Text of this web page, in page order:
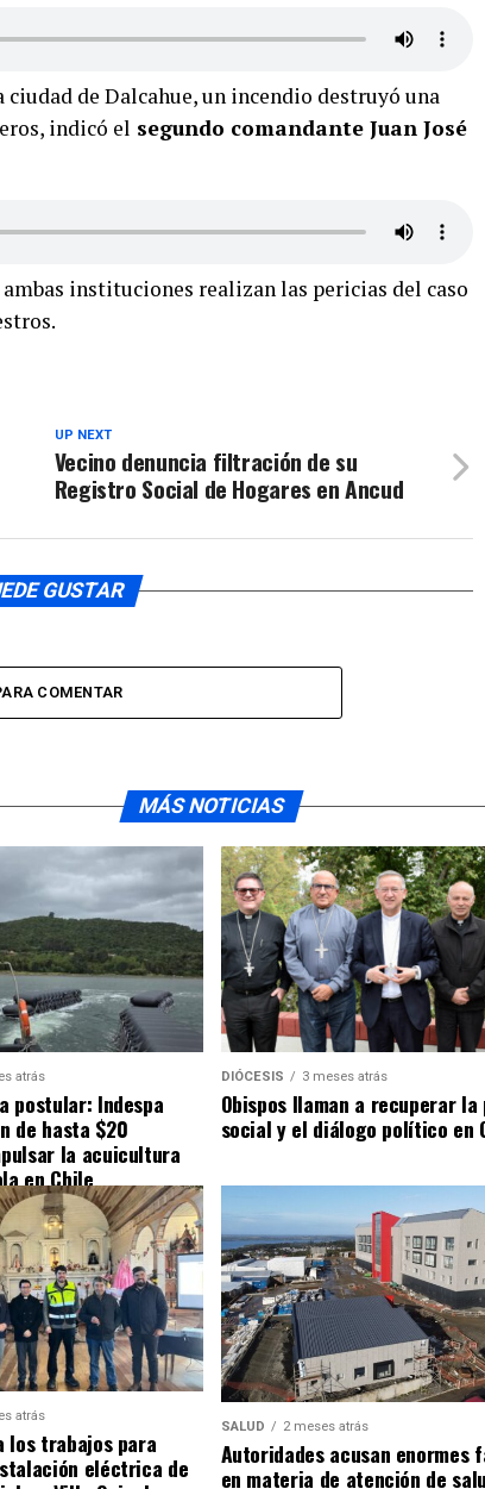
ciudad de Dalcahue, un incendio destruyó una
indicó el segundo comandante Juan José
instituciones realizan las pericias del caso
UP NEXT
Vecino denuncia filtración de su
Registro Social de Hogares en Ancud
GUSTAR
COMENTAR
MÁS NOTICIAS
atrás
postular: Indespa
de hasta $20
la acuicultura
en Chile
DIÓCESIS 3 meses atrás
Obispos llaman a recuperar la
social y el diálogo político en
atrás
los trabajos para
eléctrica de
SALUD 2 meses atrás
Autoridades acusan enormes
en materia de atención de